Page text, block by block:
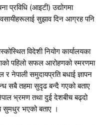
प्रविधि (आइटी) उद्योगमा
सुझाव दिन आग्रह पनि
विदेशी नियोग कार्यालयका
पहिलो सफल आरोहणको स्मरणमा
नेपाली समुदायप्रति बधाई ज्ञापन
सबै तहमा सुदृढ बन्दै गएको बताए
भ्रमण तथा दुई देशबीच बढ्दो
सुमधुर भएको बताए ।